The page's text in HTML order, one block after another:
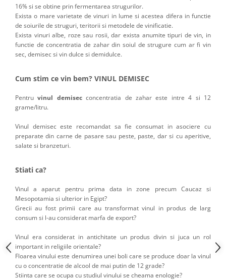
16% si se obtine prin fermentarea strugurilor.
Exista o mare varietate de vinuri in lume si acestea difera in functie
de soiurile de struguri, teritorii si metodele de vinificatie.
Exista vinuri albe, roze sau rosii, dar exista anumite tipuri de vin, in
functie de concentratia de zahar din soiul de strugure cum ar fi vin
sec, demisec si vin dulce si demidulce.
Cum stim ce vin bem? VINUL DEMISEC
Pentruvinul demisecconcentratia de zahar este intre 4 si 12
grame/litru.
Vinul demisec este recomandat sa fie consumat in asociere cu
preparate din carne de pasare sau peste, paste, dar si cu aperitive,
salate si branzeturi.
Stiati ca?
Vinul a aparut pentru prima data in zone precum Caucaz si
Mesopotamia si ulterior in Egipt?
Grecii au fost primii care au transformat vinul in produs de larg
consum si l-au considerat marfa de export?
Vinul era considerat in antichitate un produs divin si juca un rol
important in religiile orientale?
Floarea vinului este denumirea unei boli care se produce doar la vinul
cu o concentratie de alcool de mai putin de 12 grade?
Stiinta care se ocupa cu studiul vinului se cheama enologie?